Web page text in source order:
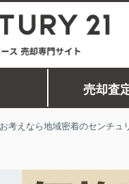
売却査
考えなら地域密着のセンチュ